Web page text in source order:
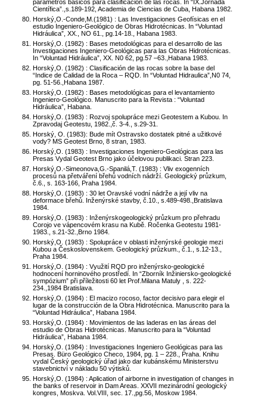
parámetros básicos para clasificación de las rocas. In “IX.Jornada
Científica”.,s.189-192, Academia de Ciencias de Cuba, Habana 1982.
Horský,O.-Conde,M.(1981) : Las Investigaciones Geofísicas en el
estudio Ingeniero-Geológico de Obras Hidrotécnicas. In “Voluntad
Hidráulica”, XX., NO 61., pg.14-18., Habana 1983.
Horský,O. (1982) : Bases metodológicas para el desarrollo de las
Investigaciones Ingeniero-Geológicas para las Obras Hidrotécnicas.
In “Voluntad Hidráulica”, XX. N0 62, pg.57 –63.,Habana 1983.
Horský,O. (1982) : Clasificación de las rocas sobre la base del
“Indice de Calidad de la Roca – RQD. In “Voluntad Hidraulica”,N0 74,
pg. 51-56.,Habana 1987.
Horský,O. (1982) : Bases metodológicas para el levantamiento
Ingeniero-Geológico. Manuscrito para la Revista : “Voluntad
Hidráulica”, Habana.
Horský,O. (1983) : Rozvoj spolupráce mezi Geotestem a Kubou. In
Zpravodaj Geotestu, 1982.,č. 3-4., s.29-31.
Horský, O. (1983): Bude mít Ostravsko dostatek pitné a užitkové
vody? MS Geotest Brno, 8 stran, 1983.
Horský,O. (1983) : Investigaciones Ingeniero-Geológicas para las
Presas Vydal Geotest Brno jako účelovou publikaci. Stran 223.
Horský,O.-Simeonova,G.-Spanilá,T. (1983) : Vliv exogenních
procesů na přetváření břehů vodních nádrží. Geologický průzkum,
č.6., s. 163-166, Praha 1984.
Horský,O. (1983) : 30 let Oravské vodní nádrže a její vliv na
deformace břehů. Inženýrské stavby, č.10., s.489-498.,Bratislava
1984.
Horský,O. (1983) : Inženýrskogeologický průzkum pro přehradu
Corojo ve vápencovém krasu na Kubě. Ročenka Geotestu 1981-
1983., s.21-32.,Brno 1984.
Horský,O. (1983) : Spolupráce v oblasti inženýrské geologie mezi
Kubou a Československem. Geologický průzkum., č.1., s.12-13.,
Praha 1984.
Horský,O. (1984) : Využití RQD pro inženýrsko-geologické
hodnocení horninového prostředí. In “Zborník Inžiniersko-geologické
sympózium” při příležitosti 60 let Prof.Milana Matuly , s. 222-
234.,1984 Bratislava.
Horský,O. (1984) : El macizo rocoso, factor decisivo para elegir el
lugar de la construcción de la Obra Hidrotécnica. Manuscrito para la
“Voluntad Hidráulica”, Habana 1984.
Horský,O. (1984) : Movimientos de las laderas en las áreas del
estudio de Obras Hidrotécnicas. Manuscrito para la “Voluntad
Hidráulica”, Habana 1984.
Horský,O. (1984) : Investigaciones Ingeniero Geológicas para las
Presas. Büro Geológico Checo, 1984, pg. 1 – 228., Praha. Knihu
vydal Český geologický úřad jako dar kubánskému Ministerstvu
stavebnictví v nákladu 50 výtisků.
Horský,O. (1984) : Aplication of airborne in investigation of changes in
the banks of reservoir in Dam Areas. XXVII mezinárodní geologický
kongres, Moskva. Vol.VIII, sec. 17.,pg.56, Moskow 1984.